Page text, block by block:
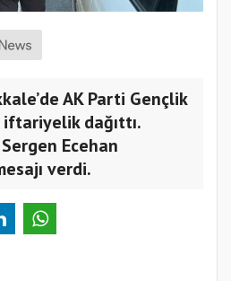
AK Parti Gençlik
iftariyelik dağıttı.
Ecehan
verdi.